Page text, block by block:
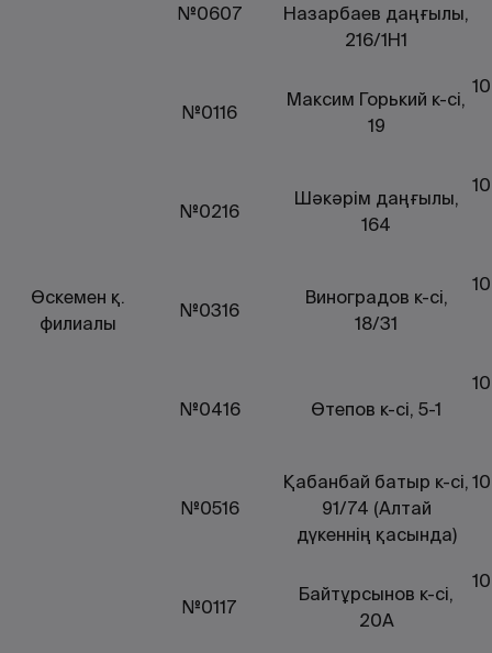
№0607
Назарбаев даңғылы,
216/1Н1
Өскемен қ.
филиалы
№0116
Максим Горький к-сі,
19
№0216
Шәкәрім даңғылы,
164
№0316
Виноградов к-сі,
18/31
№0416 Өтепов к-сі, 5-1
№0516
Қабанбай батыр к-сі,
91/74 (Алтай
дүкеннің қасында)
№0117
Байтұрсынов к-сі,
20А